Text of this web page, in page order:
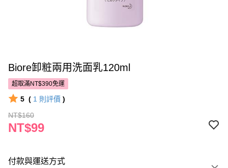
Biore卸粧兩用洗面乳120ml
超取滿NT$390免運
5 ( 1 則評價 )
NT$160
NT$99
付款與運送方式